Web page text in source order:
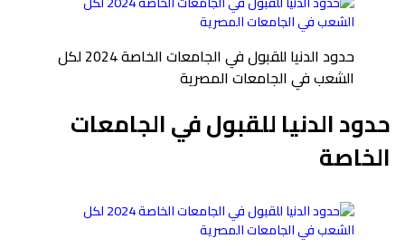
حدود الدنيا للقبول في الجامعات الخاصة 2024 لكل
الشعب في الجامعات المصرية
حدود الدنيا للقبول في الجامعات
الخاصة